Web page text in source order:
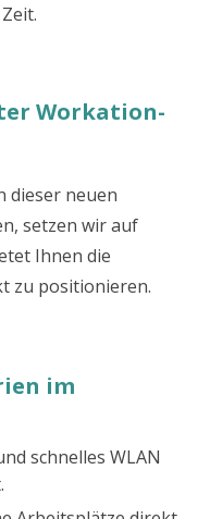
Workation-
dieser neuen
setzen wir auf
Ihnen die
zu positionieren.
im
schnelles WLAN